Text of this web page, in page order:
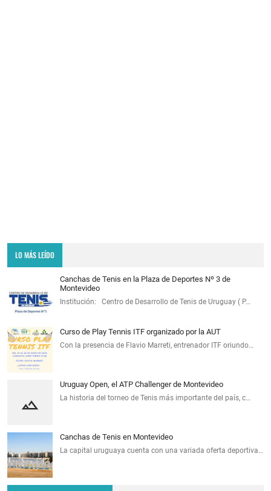
LO MÁS LEÍDO
Canchas de Tenis en la Plaza de Deportes Nº 3 de
Montevideo
Institución: Centro de Desarrollo de Tenis de Uruguay ( P…
Curso de Play Tennis ITF organizado por la AUT
Con la presencia de Flavio Marreti, entrenador ITF oriundo…
Uruguay Open, el ATP Challenger de Montevideo
La historia del torneo de Tenis más importante del país, c…
Canchas de Tenis en Montevideo
La capital uruguaya cuenta con una variada oferta deportiva…